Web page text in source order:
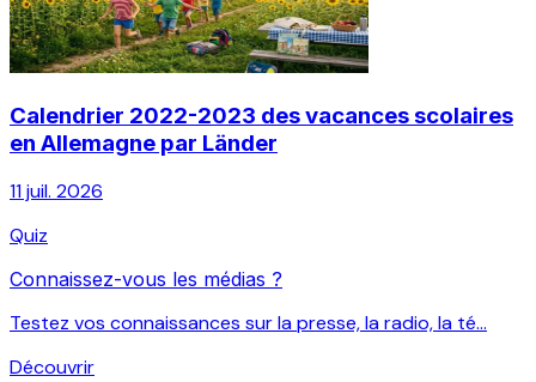
Calendrier 2022-2023 des vacances scolaires
en Allemagne par Länder
11 juil. 2026
Quiz
Connaissez-vous les médias ?
Testez vos connaissances sur la presse, la radio, la té...
Découvrir